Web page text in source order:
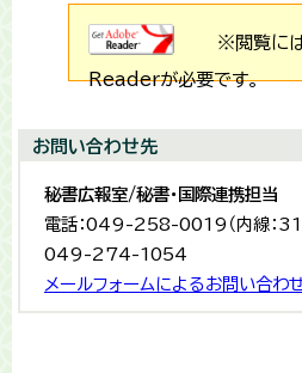
※閲覧に
Readerが必要です。
お問い合わせ先
秘書広報室/秘書・国際連携担当
電話：049-258-0019（内線：
049-274-1054
メールフォームによるお問い合わ